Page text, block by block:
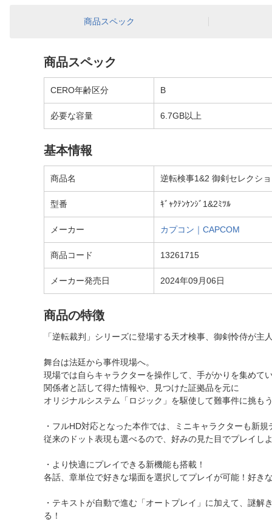
商品スペック
商品スペック
CERO年齢区分 B
必要な容量 6.7GB以上
基本情報
商品名 逆転検事1&2 御剣セレクシ
型番 ｷﾞｬｸﾃﾝｹﾝｼﾞ1&2ﾐﾂﾙ
メーカー カプコン｜CAPCOM
商品コード 13261715
メーカー発売日 2024年09月06日
商品の特徴
「逆転裁判」シリーズに登場する天才検事、御剣怜侍が
舞台は法廷から事件現場へ。
現場では自らキャラクターを操作して、手がかりを集めて
関係者と話して得た情報や、見つけた証拠品を元に
オリジナルシステム「ロジック」を駆使して難事件に挑も
・フルHD対応となった本作では、ミニキャラクターも新
従来のドット表現も選べるので、好みの見た目でプレイし
・より快適にプレイできる新機能も搭載！
各話、章単位で好きな場面を選択してプレイが可能！好き
・テキストが自動で進む「オートプレイ」に加えて、謎
る！